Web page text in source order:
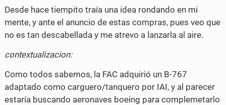
b
o
o
k
t
r
Desde hace tiempito traía una idea rondando en mi
mente, y ante el anuncio de estas compras, pues veo que
no es tan descabellada y me atrevo a lanzarla al aire.
contextualizacion:
Como todos sabemos, la FAC adquirió un B-767
adaptado como carguero/tanquero por IAI, y al parecer
estaría buscando aeronaves boeing para complemetarlo